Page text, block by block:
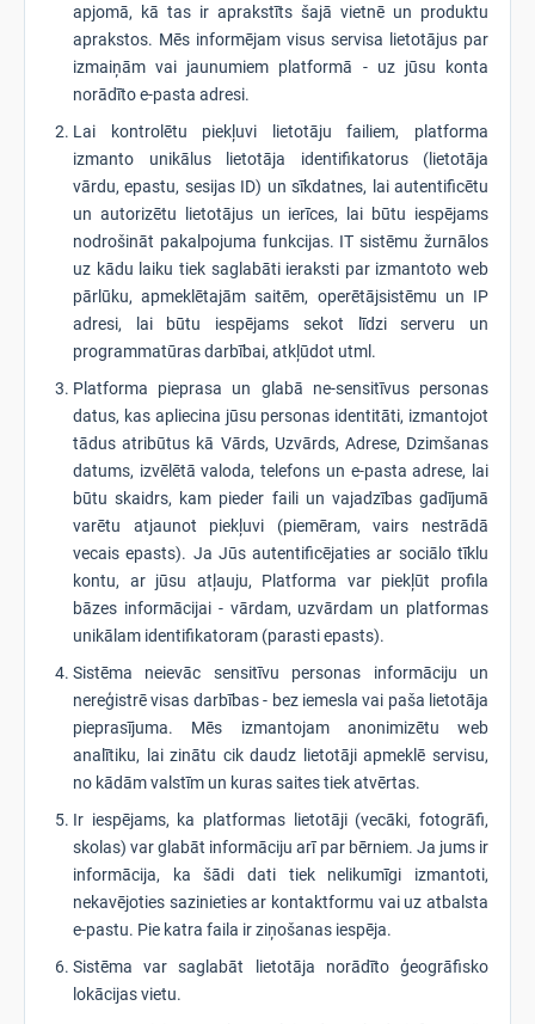
apjomā, kā tas ir aprakstīts šajā vietnē un produktu
aprakstos. Mēs informējam visus servisa lietotājus par
izmaiņām vai jaunumiem platformā - uz jūsu konta
norādīto e-pasta adresi.
Lai kontrolētu piekļuvi lietotāju failiem, platforma
izmanto unikālus lietotāja identifikatorus (lietotāja
vārdu, epastu, sesijas ID) un sīkdatnes, lai autentificētu
un autorizētu lietotājus un ierīces, lai būtu iespējams
nodrošināt pakalpojuma funkcijas. IT sistēmu žurnālos
uz kādu laiku tiek saglabāti ieraksti par izmantoto web
pārlūku, apmeklētajām saitēm, operētājsistēmu un IP
adresi, lai būtu iespējams sekot līdzi serveru un
programmatūras darbībai, atkļūdot utml.
Platforma pieprasa un glabā ne-sensitīvus personas
datus, kas apliecina jūsu personas identitāti, izmantojot
tādus atribūtus kā Vārds, Uzvārds, Adrese, Dzimšanas
datums, izvēlētā valoda, telefons un e-pasta adrese, lai
būtu skaidrs, kam pieder faili un vajadzības gadījumā
varētu atjaunot piekļuvi (piemēram, vairs nestrādā
vecais epasts). Ja Jūs autentificējaties ar sociālo tīklu
kontu, ar jūsu atļauju, Platforma var piekļūt profila
bāzes informācijai - vārdam, uzvārdam un platformas
unikālam identifikatoram (parasti epasts).
Sistēma neievāc sensitīvu personas informāciju un
nereģistrē visas darbības - bez iemesla vai paša lietotāja
pieprasījuma. Mēs izmantojam anonimizētu web
analītiku, lai zinātu cik daudz lietotāji apmeklē servisu,
no kādām valstīm un kuras saites tiek atvērtas.
Ir iespējams, ka platformas lietotāji (vecāki, fotogrāfi,
skolas) var glabāt informāciju arī par bērniem. Ja jums ir
informācija, ka šādi dati tiek nelikumīgi izmantoti,
nekavējoties sazinieties ar kontaktformu vai uz atbalsta
e-pastu. Pie katra faila ir ziņošanas iespēja.
Sistēma var saglabāt lietotāja norādīto ģeogrāfisko
lokācijas vietu.